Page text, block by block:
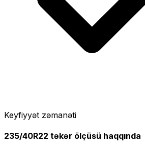
Keyfiyyət zəmanəti
235/40R22 təkər ölçüsü haqqında